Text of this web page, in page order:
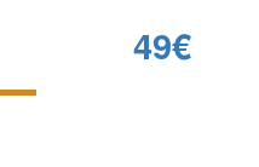
49€‎